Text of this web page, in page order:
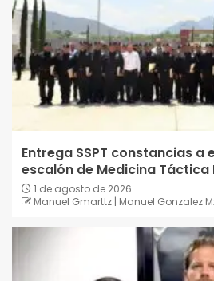
Entrega SSPT constancias a
escalón de Medicina Táctica
1 de agosto de 2026
Manuel Gmarttz | Manuel Gonzalez